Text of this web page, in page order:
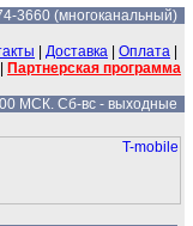
3660 (многоканальный)
Доставка Оплата
Партнерская программа
МСК. Сб-вс - выходные